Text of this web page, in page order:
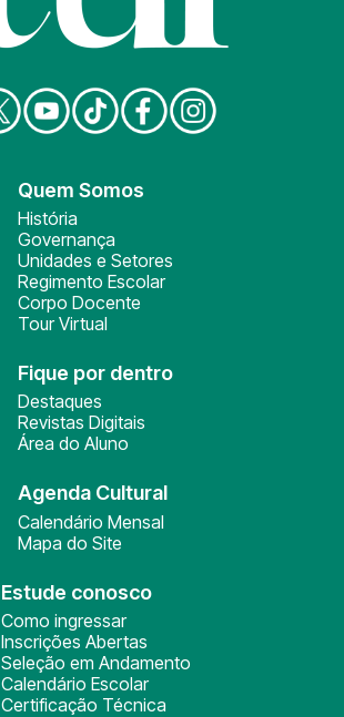
Quem Somos
História
Governança
Unidades e Setores
Regimento Escolar
Corpo Docente
Tour Virtual
Fique por dentro
Destaques
Revistas Digitais
Área do Aluno
Agenda Cultural
Calendário Mensal
Mapa do Site
Estude conosco
Como ingressar
Inscrições Abertas
Seleção em Andamento
Calendário Escolar
Certificação Técnica